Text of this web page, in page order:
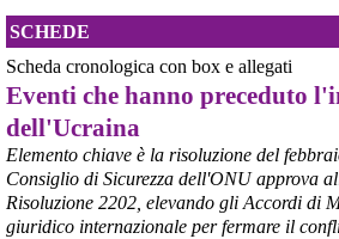
@peacelink - 6/8/2026 21:50
corriereditaranto.it/2026/08/0
Aprendo i lavori, il ministro Urso ha
debba necessariamente prendere atto
d’Appello di Milano, ricordando che il
inserito nella data room della procedura di
nuovo scenario – ha spiegato – Jindal ha
aggiornata sull’intero perimetro aziendale
chiusura dell’area a caldo e che i
#ILVA #Taranto
SCHEDE
Scheda cronologica con box e allegati
Eventi che hanno preceduto
dell'Ucraina
Elemento chiave è la risoluzione del
Consiglio di Sicurezza dell'ONU approva
Risoluzione 2202, elevando gli Accordi di
giuridico internazionale per fermare il